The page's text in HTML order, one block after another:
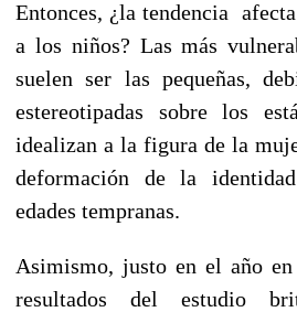
Entonces, ¿la tendencia
a los niños? Las más
suelen ser las pequeñas,
estereotipadas sobre los
idealizan a la figura de la
deformación de la
edades tempranas.
Asimismo, justo en el año
resultados del estudio